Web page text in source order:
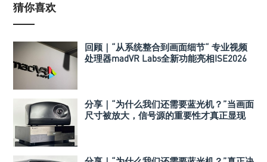
猜你喜欢
回顾｜“从系统整合到画面细节“ 专业视频
处理器madVR Labs全新功能亮相ISE2026
分享｜“为什么我们还需要蓝光机？”当画面
尺寸被放大，信号源的重要性才真正显现